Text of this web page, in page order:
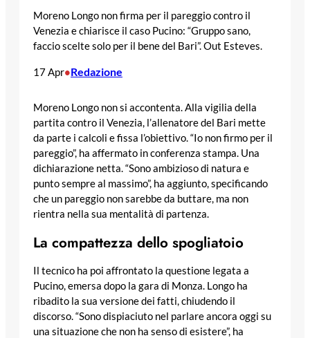
Moreno Longo non firma per il pareggio contro il
Venezia e chiarisce il caso Pucino: “Gruppo sano,
faccio scelte solo per il bene del Bari”. Out Esteves.
17 Apr•Redazione
Moreno Longo non si accontenta. Alla vigilia della
partita contro il Venezia, l’allenatore del Bari mette
da parte i calcoli e fissa l’obiettivo. “Io non firmo per il
pareggio”, ha affermato in conferenza stampa. Una
dichiarazione netta. “Sono ambizioso di natura e
punto sempre al massimo”, ha aggiunto, specificando
che un pareggio non sarebbe da buttare, ma non
rientra nella sua mentalità di partenza.
La compattezza dello spogliatoio
Il tecnico ha poi affrontato la questione legata a
Pucino, emersa dopo la gara di Monza. Longo ha
ribadito la sua versione dei fatti, chiudendo il
discorso. “Sono dispiaciuto nel parlare ancora oggi su
una situazione che non ha senso di esistere”, ha